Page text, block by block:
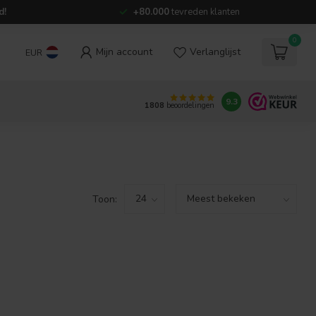
+80.000tevreden klanten
EUR Mijn account Verlanglijst
0
1808 beoordelingen 9.3
Toon: